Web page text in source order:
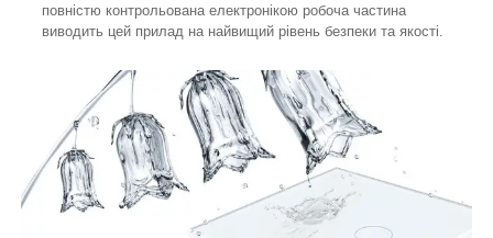
повністю контрольована електронікою робоча частина
виводить цей прилад на найвищий рівень безпеки та якості.